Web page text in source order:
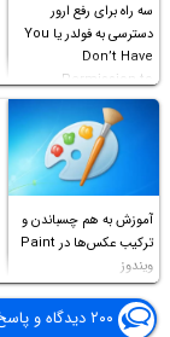
سه راه برای رفع ارور
دسترسی به فولدر یا You
Don’t Have
Permission to
Access this folder
آموزش به هم چسباندن و
ترکیب عکس‌ها در Paint
ویندوز
۲۰۰ دیدگاه و پاسخ آخر